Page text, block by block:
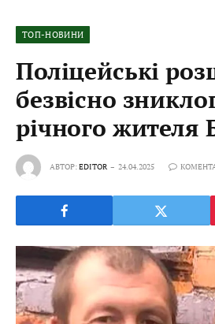
ТОП-НОВИНИ
Поліцейські
безвісно
річного жителя
АВТОР:EDITOR 24.04.2025